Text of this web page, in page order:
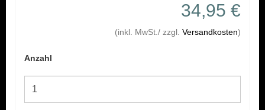
34,95 €
(inkl. MwSt./ zzgl. Versandkosten)
Anzahl